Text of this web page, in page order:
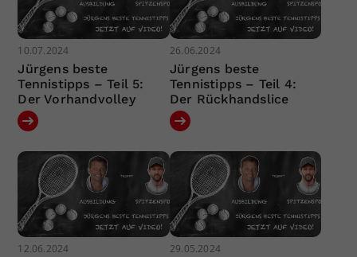
10.07.2024
Jürgens beste
Tennistipps – Teil 5:
Der Vorhandvolley
26.06.2024
Jürgens beste
Tennistipps – Teil 4:
Der Rückhandslice
12.06.2024 29.05.2024